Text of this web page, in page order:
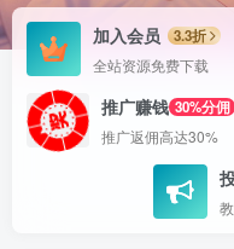
加入会员
3.3折
全站资源免费下载
推广赚钱 30%分佣
推广返佣高达30%